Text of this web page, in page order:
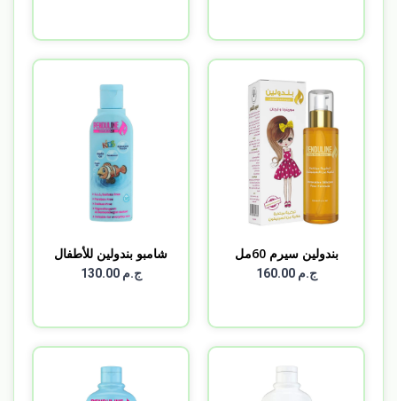
بندولين سيرم 60مل
ج.م 160.00
شامبو بندولين للأطفال
6...ج.م 130.00